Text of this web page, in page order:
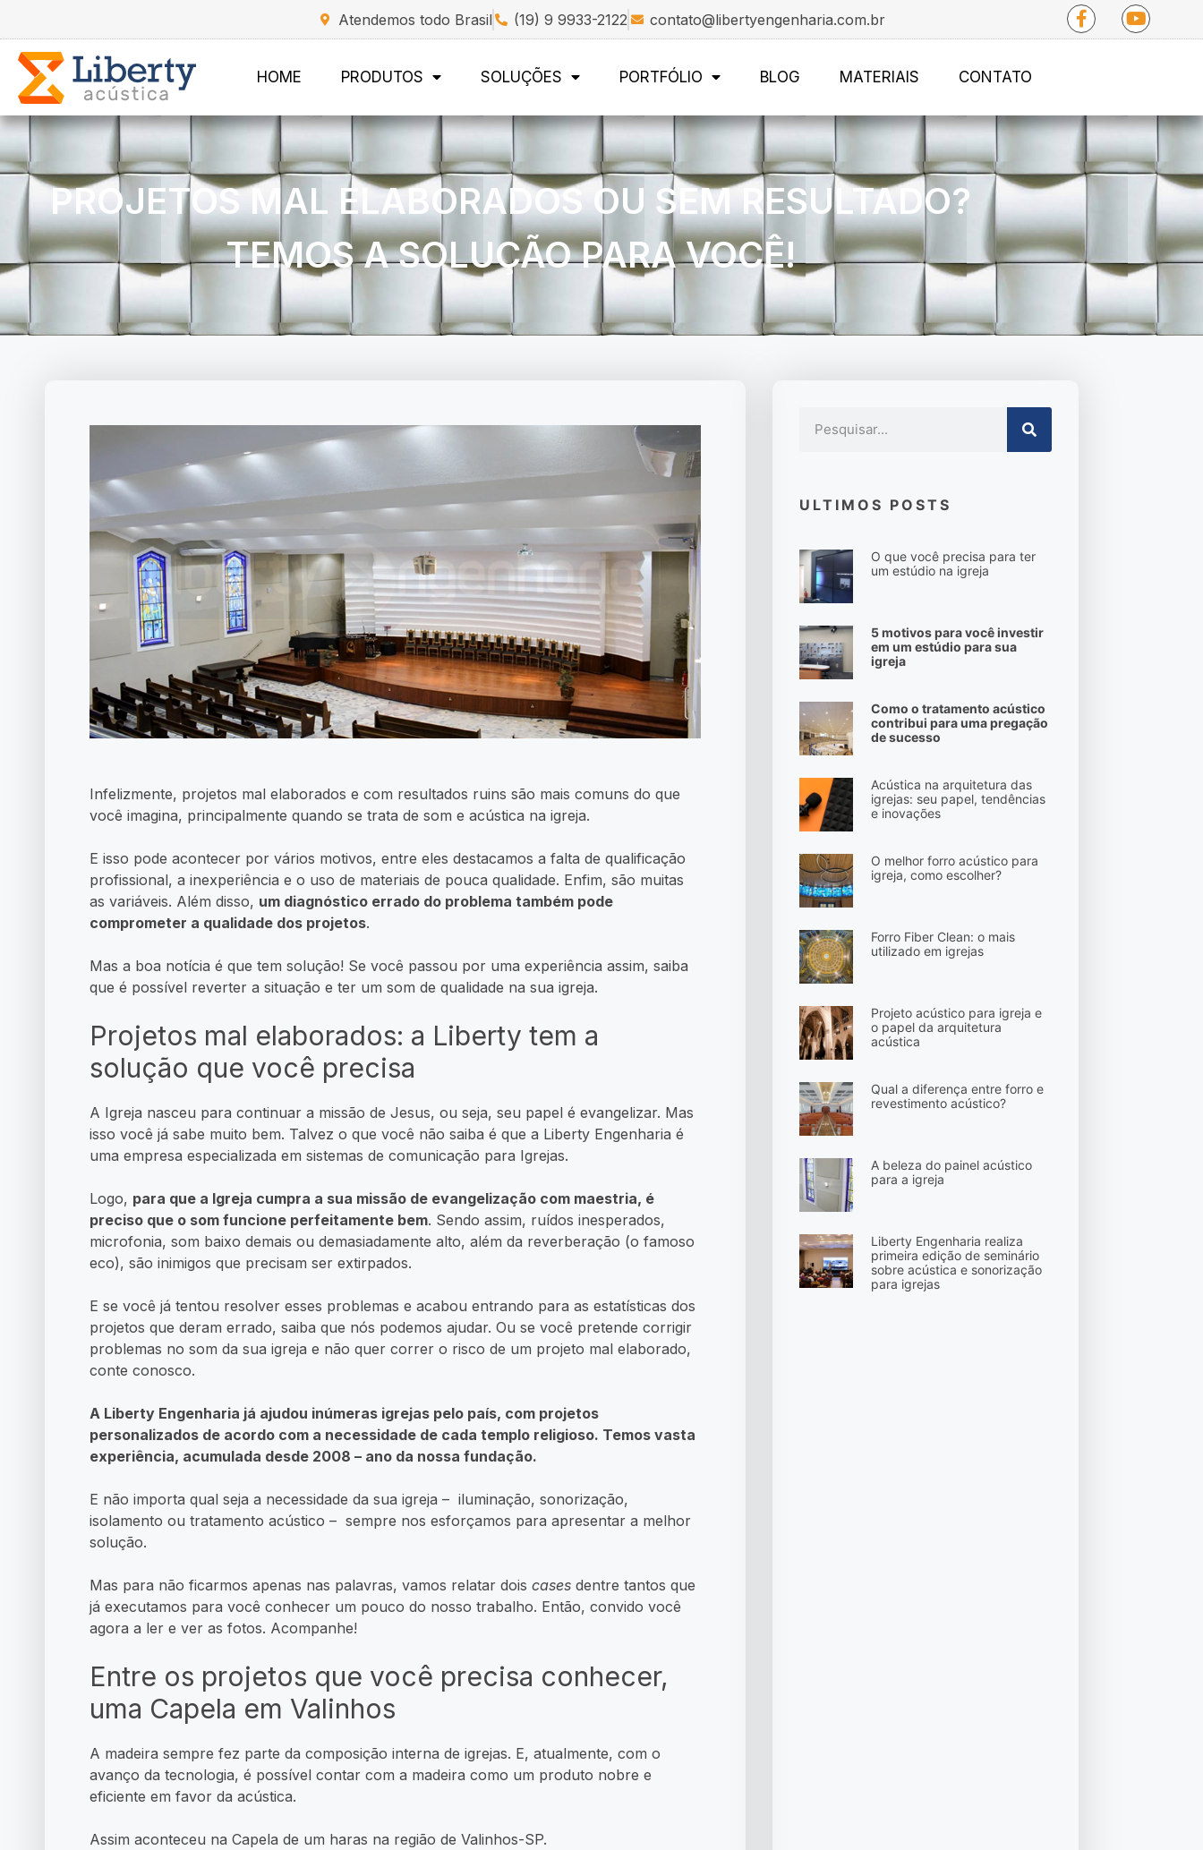
Atendemos todo Brasil (19) 9 9933-2122 contato@libertyengenharia.com.br
HOME PRODUTOS SOLUÇÕES PORTFÓLIO BLOG MATERIAIS CONTATO
PROJETOS MAL ELABORADOS OU SEM RESULTADO?
TEMOS A SOLUÇÃO PARA VOCÊ!
Infelizmente, projetos mal elaborados e com resultados ruins são mais comuns do que
você imagina, principalmente quando se trata de som e acústica na igreja.
E isso pode acontecer por vários motivos, entre eles destacamos a falta de qualificação
profissional, a inexperiência e o uso de materiais de pouca qualidade. Enfim, são muitas
as variáveis. Além disso, um diagnóstico errado do problema também pode
comprometer a qualidade dos projetos.
Mas a boa notícia é que tem solução! Se você passou por uma experiência assim, saiba
que é possível reverter a situação e ter um som de qualidade na sua igreja.
Projetos mal elaborados: a Liberty tem a
solução que você precisa
A Igreja nasceu para continuar a missão de Jesus, ou seja, seu papel é evangelizar. Mas
isso você já sabe muito bem. Talvez o que você não saiba é que a Liberty Engenharia é
uma empresa especializada em sistemas de comunicação para Igrejas.
Logo, para que a Igreja cumpra a sua missão de evangelização com maestria, é
preciso que o som funcione perfeitamente bem. Sendo assim, ruídos inesperados,
microfonia, som baixo demais ou demasiadamente alto, além da reverberação (o famoso
eco), são inimigos que precisam ser extirpados.
E se você já tentou resolver esses problemas e acabou entrando para as estatísticas dos
projetos que deram errado, saiba que nós podemos ajudar. Ou se você pretende corrigir
problemas no som da sua igreja e não quer correr o risco de um projeto mal elaborado,
conte conosco.
A Liberty Engenharia já ajudou inúmeras igrejas pelo país, com projetos
personalizados de acordo com a necessidade de cada templo religioso. Temos vasta
experiência, acumulada desde 2008 – ano da nossa fundação.
E não importa qual seja a necessidade da sua igreja – iluminação, sonorização,
isolamento ou tratamento acústico – sempre nos esforçamos para apresentar a melhor
solução.
Mas para não ficarmos apenas nas palavras, vamos relatar dois cases dentre tantos que
já executamos para você conhecer um pouco do nosso trabalho. Então, convido você
agora a ler e ver as fotos. Acompanhe!
Entre os projetos que você precisa conhecer,
uma Capela em Valinhos
A madeira sempre fez parte da composição interna de igrejas. E, atualmente, com o
avanço da tecnologia, é possível contar com a madeira como um produto nobre e
eficiente em favor da acústica.
Assim aconteceu na Capela de um haras na região de Valinhos-SP.
ULTIMOS POSTS
O que você precisa para ter
um estúdio na igreja
5 motivos para você investir
em um estúdio para sua
igreja
Como o tratamento acústico
contribui para uma pregação
de sucesso
Acústica na arquitetura das
igrejas: seu papel, tendências
e inovações
O melhor forro acústico para
igreja, como escolher?
Forro Fiber Clean: o mais
utilizado em igrejas
Projeto acústico para igreja e
o papel da arquitetura
acústica
Qual a diferença entre forro e
revestimento acústico?
A beleza do painel acústico
para a igreja
Liberty Engenharia realiza
primeira edição de seminário
sobre acústica e sonorização
para igrejas